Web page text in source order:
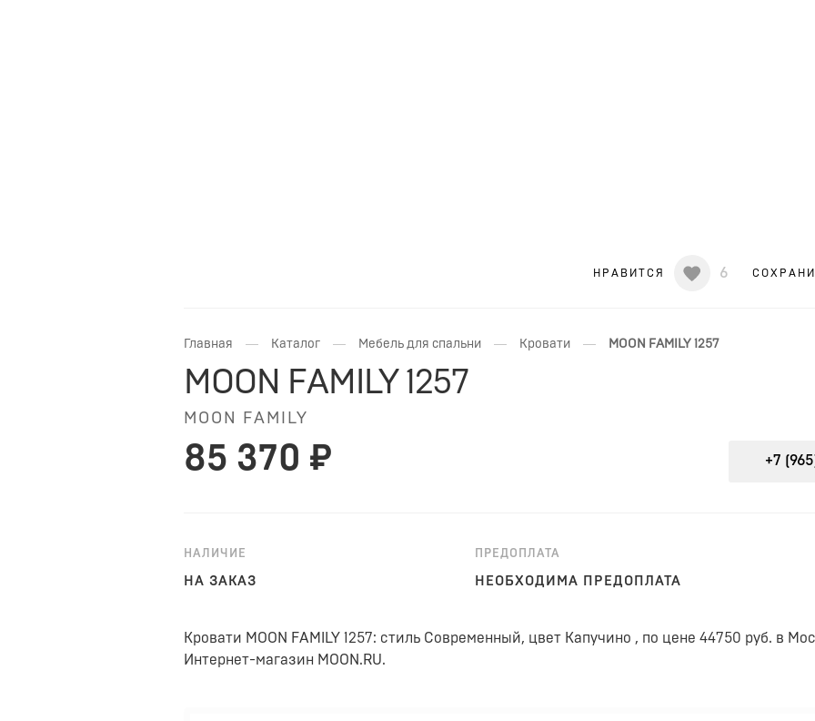
6
НРАВИТСЯ
Главная — Каталог — Мебель для спальни — Кровати — MOON FAMILY 1257
MOON FAMILY 1257
MOON FAMILY
85 370 ₽ +7
НАЛИЧИЕ
НА ЗАКАЗ
ПРЕДОПЛАТА
НЕОБХОДИМА ПРЕДОПЛАТА
Кровати MOON FAMILY 1257: стиль Современный, цвет Капучино , по цене 44750 руб. в
Интернет-магазин MOON.RU.